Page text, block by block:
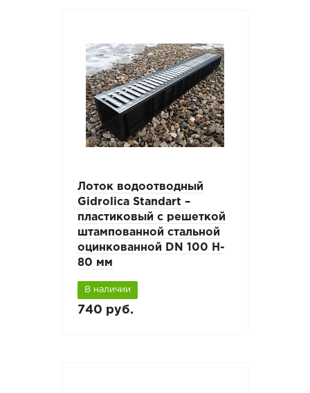
Лоток водоотводный
Gidrolica Standart –
пластиковый с решеткой
штампованной стальной
оцинкованной DN 100 H-
80 мм
В наличии
740 руб.